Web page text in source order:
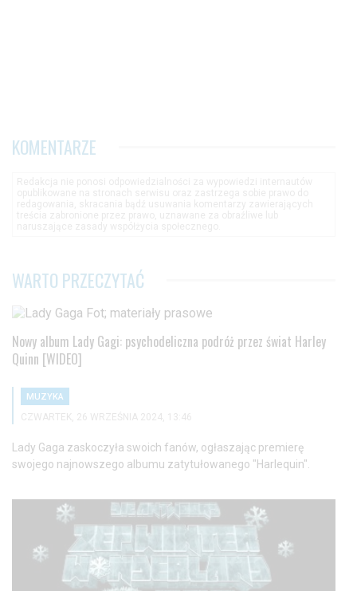
KOMENTARZE
WARTO PRZECZYTAĆ
Nowy album Lady Gagi: psychodeliczna podróż przez świat Harley
Quinn [WIDEO]
MUZYKA
CZWARTEK, 26 WRZEŚNIA 2024, 13:46
Lady Gaga zaskoczyła swoich fanów, ogłaszając premierę
swojego najnowszego albumu zatytułowanego "Harlequin".